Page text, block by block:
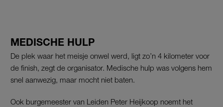
MEDISCHE HULP
De plek waar het meisje onwel werd, ligt zo’n 4 kilometer voor
de finish, zegt de organisator. Medische hulp was volgens hem
snel aanwezig, maar mocht niet baten.
Ook burgemeester van Leiden Peter Heijkoop noemt het